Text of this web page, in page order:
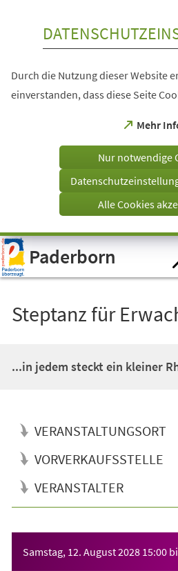
Visuelle
Assistenzsoftware
öffnen.
Durch die Nutzung dieser Website
einverstanden, dass diese Seite
Mehr
(Öffnet
einem
Tab)
Nur notwendige
Alle Cookies
Paderborn
Steptanz für
...in jedem steckt ein kleiner
VERANSTALTUNGSORT
VORVERKAUFSSTELLE
VERANSTALTER
Samstag, 12. August 2028 15:00